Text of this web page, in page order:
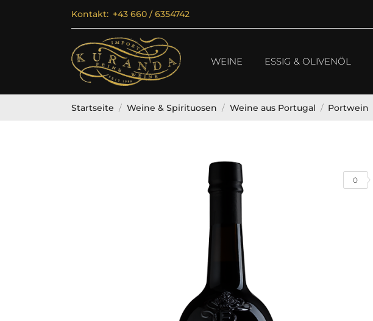
Kontakt: +43 660 / 6354742
WEINE ESSIG & OLIVENÖL
Startseite Weine & Spirituosen Weine aus Portugal Portwein
0